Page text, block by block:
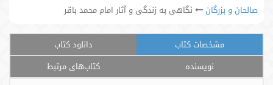
صالحان و بزرگان ‫نگاهی به زندگی و آثار امام محمد باقر‬
مشخصات کتاب
دانلود کتاب
نویسنده
کتاب‌های مرتبط